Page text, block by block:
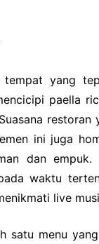
tempat yang
paella
restoran
ini juga
dan empuk.
waktu
live
satu menu